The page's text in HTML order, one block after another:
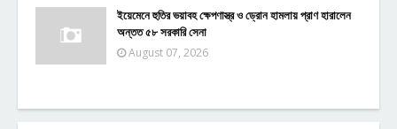
ইয়েমেনে হুতির ভয়াবহ ক্ষেপণাস্ত্র ও ড্রোন হামলায় প্রাণ হারালেন
অন্তত ৫৮ সরকারি সেনা
August 07, 2026